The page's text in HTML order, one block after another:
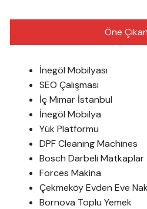
Öne
İnegöl Mobilyası
SEO Çalışması
İç Mimar İstanbul
İnegöl Mobilya
Yük Platformu
DPF Cleaning Machines
Bosch Darbeli Matkaplar
Forces Makina
Çekmeköy Evden Eve
Bornova Toplu Yemek